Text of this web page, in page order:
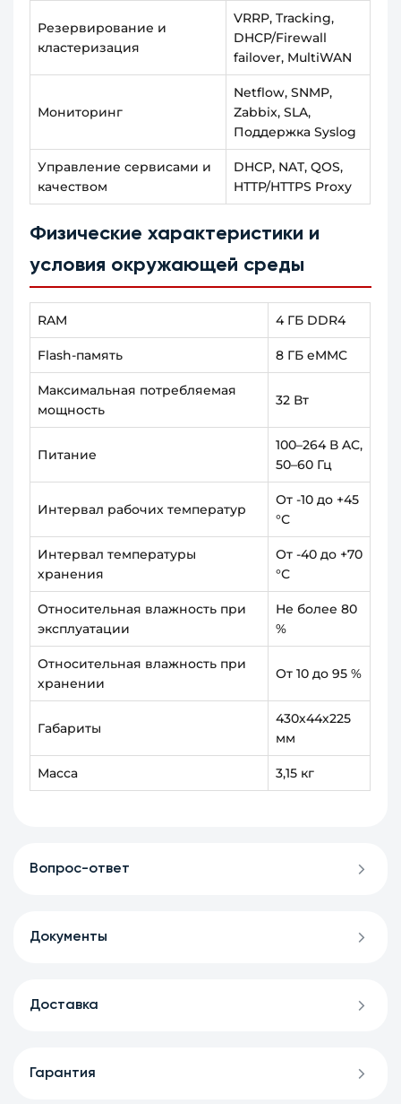
Резервирование и
кластеризация
VRRP, Tracking,
DHCP/Firewall
failover, MultiWAN
Мониторинг
Netflow, SNMP,
Zabbix, SLA,
Поддержка Syslog
Управление сервисами и
качеством
DHCP, NAT, QOS,
HTTP/HTTPS Proxy
Физические характеристики и
условия окружающей среды
RAM 4 ГБ DDR4
Flash-память 8 ГБ eMMC
Максимальная потребляемая
мощность
32 Вт
Питание
100–264 В AC,
50–60 Гц
Интервал рабочих температур
От -10 до +45
°С
Интервал температуры
хранения
От -40 до +70
°С
Относительная влажность при
эксплуатации
Не более 80
%
Относительная влажность при
хранении
От 10 до 95 %
Габариты
430х44х225
мм
Масса 3,15 кг
Вопрос-ответ
Документы
Доставка
Гарантия